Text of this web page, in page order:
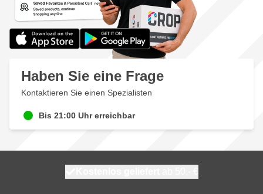
Haben Sie eine Frage
Kontaktieren Sie einen Spezialisten
Bis 21:00 Uhr erreichbar